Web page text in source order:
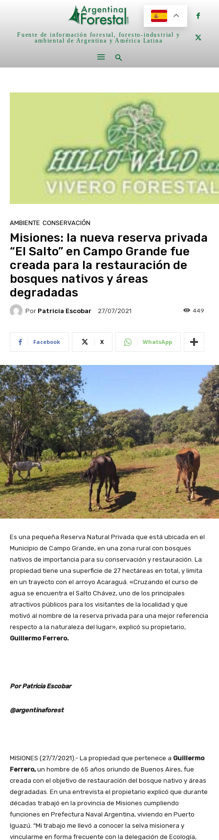
Fuente de información forestal, foresto-industrial y
ambiental de Argentina y América Latina
AMBIENTE CONSERVACIÓN
Misiones: la nueva reserva privada
“El Salto” en Campo Grande fue
creada para la restauración de
bosques nativos y áreas
degradadas
Por Patricia Escobar 27/07/2021 449
Facebook X WhatsApp
Es una pequeña Reserva Natural Privada que está ubicada en el
Municipio de Campo Grande, en una zona rural con bosques
nativos de importancia para su conservación y restauración. La
propiedad tiene una superficie de 27 hectáreas en total, y limita
en un trayecto con el arroyo Acaraguá. «Cruzando el curso de
agua se encuentra el Salto Chávez, uno de los principales
atractivos públicos para los visitantes de la localidad y que
motivó al nombre de la reserva privada para una mejor referencia
respecto a la naturaleza del lugar», explicó su propietario,
Guillermo Ferrero.
Por Patricia Escobar
@argentinaforest
MISIONES (27/7/2021).- La propiedad que pertenece a Guillermo
Ferrero,un hombre de 65 años oriundo de Buenos Aires, fue
creada con el objetivo de restauración del bosque nativo y áreas
degradadas. En una entrevista el propietario explicó que durante
décadas trabajó en la provincia de Misiones cumpliendo
funciones en Prefectura Naval Argentina, viviendo en Puerto
Iguazú. “Mi trabajo me llevó a conocer la selva misionera y
vincularme en forma frecuente con la delegación de Ecología,